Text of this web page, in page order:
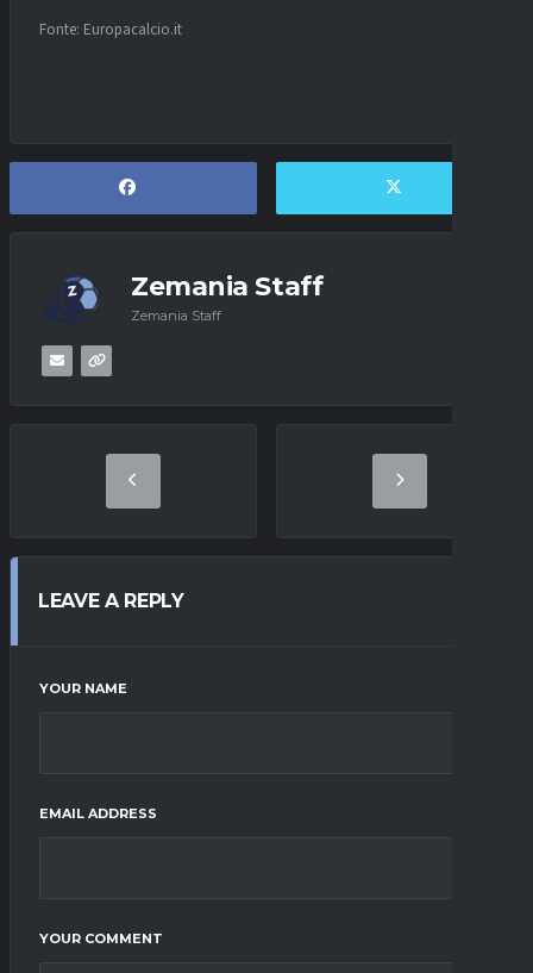
Fonte: Europacalcio.it
Zemania Staff
Zemania Staff
LEAVE A REPLY
YOUR NAME
EMAIL ADDRESS
YOUR COMMENT